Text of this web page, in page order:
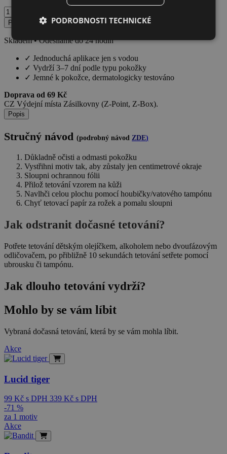
Hand
rose
množství
Přidat do košíku
Skladem • Odesíláme do 24 hodin
✓ Jednoduchá aplikace jen s vodou
✓ Vydrží 3–7 dní podle typu pokožky
✓ Jemné k pokožce, dermatologicky testováno
Doprava od 69 Kč
CZ Výdejní místa Zásilkovny (Z-Point, Z-Box).
Popis
Stručný návod (podrobný návod ZDE)
Důkladně očisti a odmasti pokožku
Vystřihni motiv tak, aby zůstaly jen centimetrové okraje
Sloupni ochrannou fólii
Přilož tetování vzorem na kůži
Navlhči celou plochu pomocí houbičky/vatového tampónu
Chyť tetovací papír za rožek a pomalu sloupni
Jak odstranit dočasné tetování?
Potřete tetování dětským olejíčkem, alkoholem nebo dvoufázovým
odličovačem, po přibližně 10 sekundách tetování setřete pomocí
ubrousku či tampónu.
Jak dlouho tetování vydrží?
Mohlo by se vám líbit
Vybraná dočasná tetování, která by se vám mohla líbit.
Akce
Lucid tiger
99 Kč s DPH 339 Kč s DPH
-71 %
za 1 motiv
Akce
PODROBNOSTI TECHNICKÉ